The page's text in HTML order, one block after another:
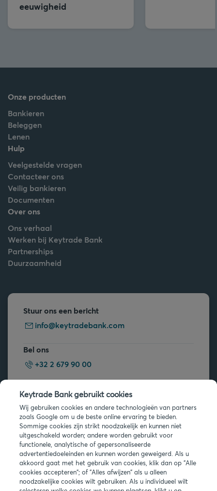
eeuwigheid
Onze producten
Bankieren
Beleggen
Lenen
Hulp
Veelgestelde vragen
Contacteer ons
Veilig bankieren
Documenten
Over ons
Ons verhaal
Werken bij Keytrade Bank
Partnerships
Duurzaamheid
Stuur ons een bericht
info@keytradebank.com
Bel ons
+32 2 679 90 00
Veelgestelde vragen
Juridische info
Privacy
Keytrade Bank gebruikt cookies
Wij gebruiken cookies en andere technologieën van partners
zoals Google om u de beste online ervaring te bieden.
Sommige cookies zijn strikt noodzakelijk en kunnen niet
uitgeschakeld worden; andere worden gebruikt voor
functionele, analytische of gepersonaliseerde
advertentiedoeleinden en kunnen worden geweigerd. Als u
akkoord gaat met het gebruik van cookies, klik dan op "Alle
cookies accepteren"; of "Alles afwijzen" als u alleen
noodzakelijke cookies wilt gebruiken. Als u individueel wilt